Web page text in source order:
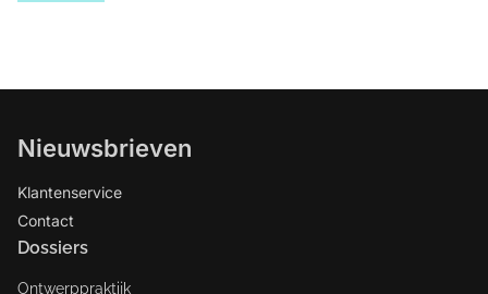
Nieuwsbrieven
Klantenservice
Contact
Dossiers
Ontwerppraktijk